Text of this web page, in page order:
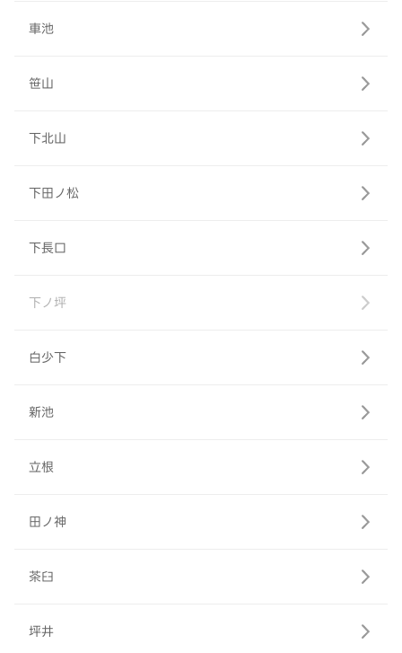
車池
笹山
下北山
下田ノ松
下長口
下ノ坪
白少下
新池
立根
田ノ神
茶臼
坪井